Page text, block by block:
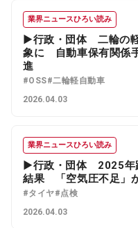
業界ニュースひろい読み
▶行政・団体 二輪の
象に 自動車保有関係
進
#OSS#二輪軽自動車
2026.04.03
業界ニュースひろい読み
▶行政・団体 2025年
結果 「空気圧不足」
#タイヤ#点検
2026.04.03